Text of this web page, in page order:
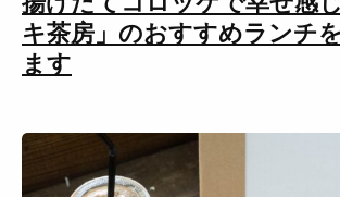
Muguuuとは 運
インフォマティブデータポリシ
ー
お
キ茶房」のおすすめランチ
ます